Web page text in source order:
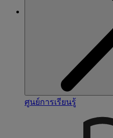
ศูนย์การเรียนรู้